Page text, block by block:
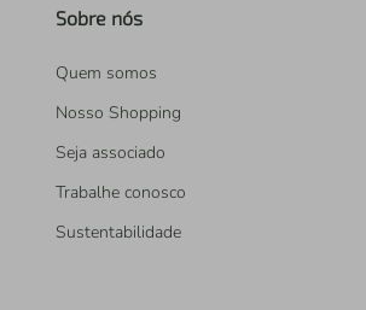
Sobre nós
Quem somos
Nosso Shopping
Seja associado
Trabalhe conosco
Sustentabilidade